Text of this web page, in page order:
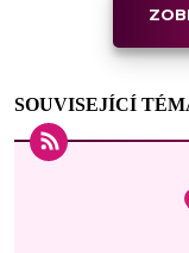
SOUVISEJÍCÍ